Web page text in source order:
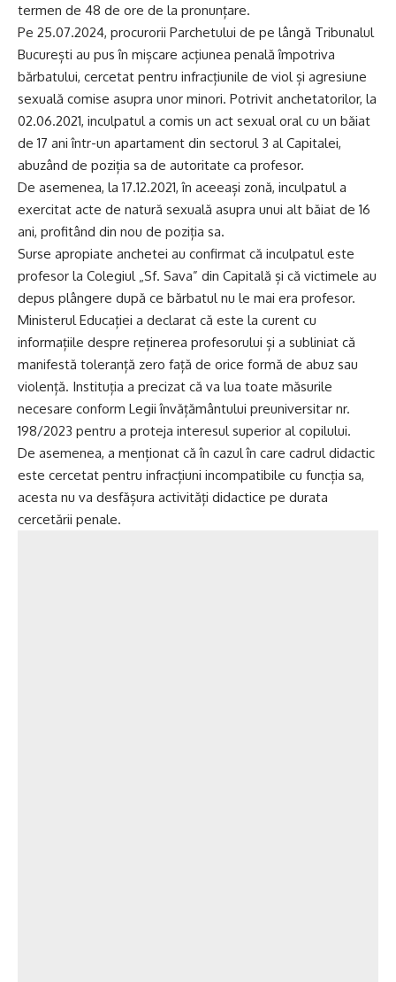
termen de 48 de ore de la pronunțare.
Pe 25.07.2024, procurorii Parchetului de pe lângă Tribunalul
București au pus în mișcare acțiunea penală împotriva
bărbatului, cercetat pentru infracțiunile de viol și agresiune
sexuală comise asupra unor minori. Potrivit anchetatorilor, la
02.06.2021, inculpatul a comis un act sexual oral cu un băiat
de 17 ani într-un apartament din sectorul 3 al Capitalei,
abuzând de poziția sa de autoritate ca profesor.
De asemenea, la 17.12.2021, în aceeași zonă, inculpatul a
exercitat acte de natură sexuală asupra unui alt băiat de 16
ani, profitând din nou de poziția sa.
Surse apropiate anchetei au confirmat că inculpatul este
profesor la Colegiul „Sf. Sava” din Capitală și că victimele au
depus plângere după ce bărbatul nu le mai era profesor.
Ministerul Educației a declarat că este la curent cu
informațiile despre reținerea profesorului și a subliniat că
manifestă toleranță zero față de orice formă de abuz sau
violență. Instituția a precizat că va lua toate măsurile
necesare conform Legii învățământului preuniversitar nr.
198/2023 pentru a proteja interesul superior al copilului.
De asemenea, a menționat că în cazul în care cadrul didactic
este cercetat pentru infracțiuni incompatibile cu funcția sa,
acesta nu va desfășura activități didactice pe durata
cercetării penale.